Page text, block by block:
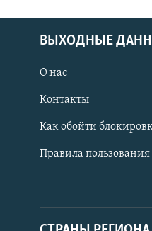
ВЫХОДНЫЕ
О нас
Контакты
Как обойти
Правила пользования